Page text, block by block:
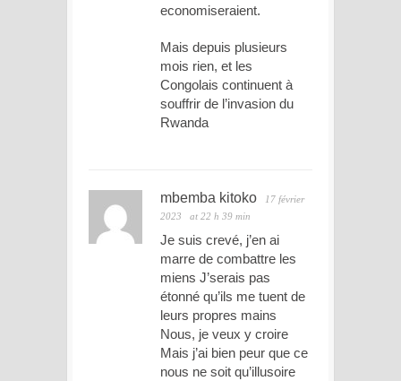
economiseraient.
Mais depuis plusieurs
mois rien, et les
Congolais continuent à
souffrir de l’invasion du
Rwanda
mbemba kitoko
17 février
2023
at 22 h 39 min
Je suis crevé, j’en ai
marre de combattre les
miens J’serais pas
étonné qu’ils me tuent de
leurs propres mains
Nous, je veux y croire
Mais j’ai bien peur que ce
nous ne soit qu’illusoire